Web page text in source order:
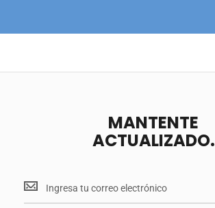
MANTENTE
ACTUALIZADO.
Mantente
<br>